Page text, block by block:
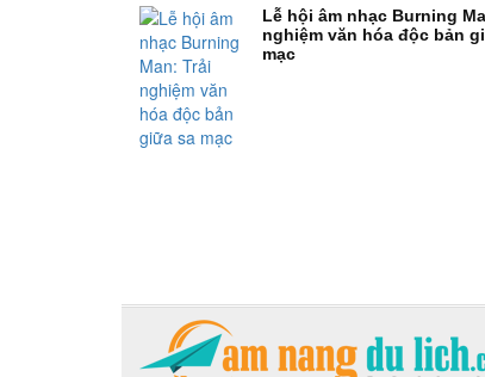
Lễ hội âm nhạc Burning
nghiệm văn hóa độc bản
mạc